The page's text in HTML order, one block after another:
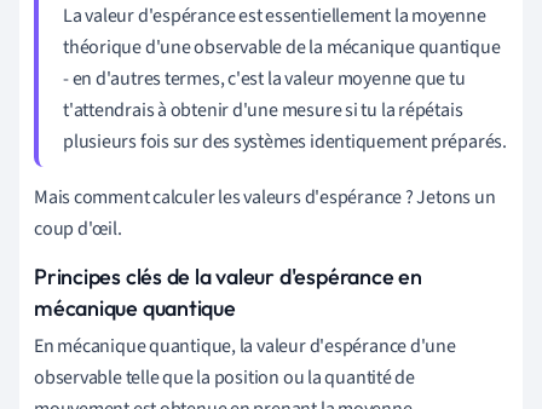
La valeur d'espérance est essentiellement la moyenne
théorique d'une observable de la mécanique quantique
- en d'autres termes, c'est la valeur moyenne que tu
t'attendrais à obtenir d'une mesure si tu la répétais
plusieurs fois sur des systèmes identiquement préparés.
Mais comment calculer les valeurs d'espérance ? Jetons un
coup d'œil.
Principes clés de la valeur d'espérance en
mécanique quantique
En mécanique quantique, la valeur d'espérance d'une
observable telle que la position ou la quantité de